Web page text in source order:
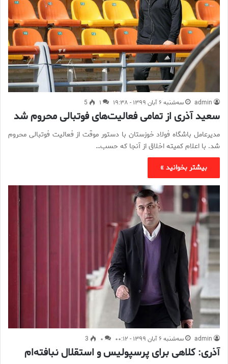
admin سه‌شنبه ۶ آبان ۱۳۹۹ - ۱۹:۳۸ ۱ 5
سعید آذری از تمامی فعالیت‌های فوتبالی محروم شد
مدیرعامل باشگاه فولاد خوزستان با دستور موقت از فعالیت فوتبالی محروم
شد. با اعلام کمیته اخلاق از آنجا که حسب…
بیشتر بخوانید »
admin سه‌شنبه ۶ آبان ۱۳۹۹ - ۰۰:۱۲ ۰ 3
آذری: کلاهی برای پرسپولیس و استقلال نبافته‌ام